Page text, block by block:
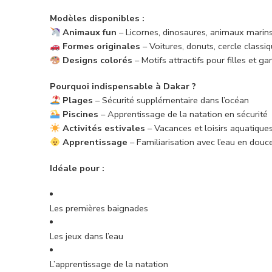
Modèles disponibles :
Animaux fun – Licornes, dinosaures, animaux marins
Formes originales – Voitures, donuts, cercle
Designs colorés – Motifs attractifs pour filles et
Pourquoi indispensable à Dakar ?
Plages – Sécurité supplémentaire dans l’océan
Piscines – Apprentissage de la natation en sécurité
Activités estivales – Vacances et loisirs aquatiques
Apprentissage – Familiarisation avec l’eau en
Idéale pour :
Les premières baignades
Les jeux dans l’eau
L’apprentissage de la natation